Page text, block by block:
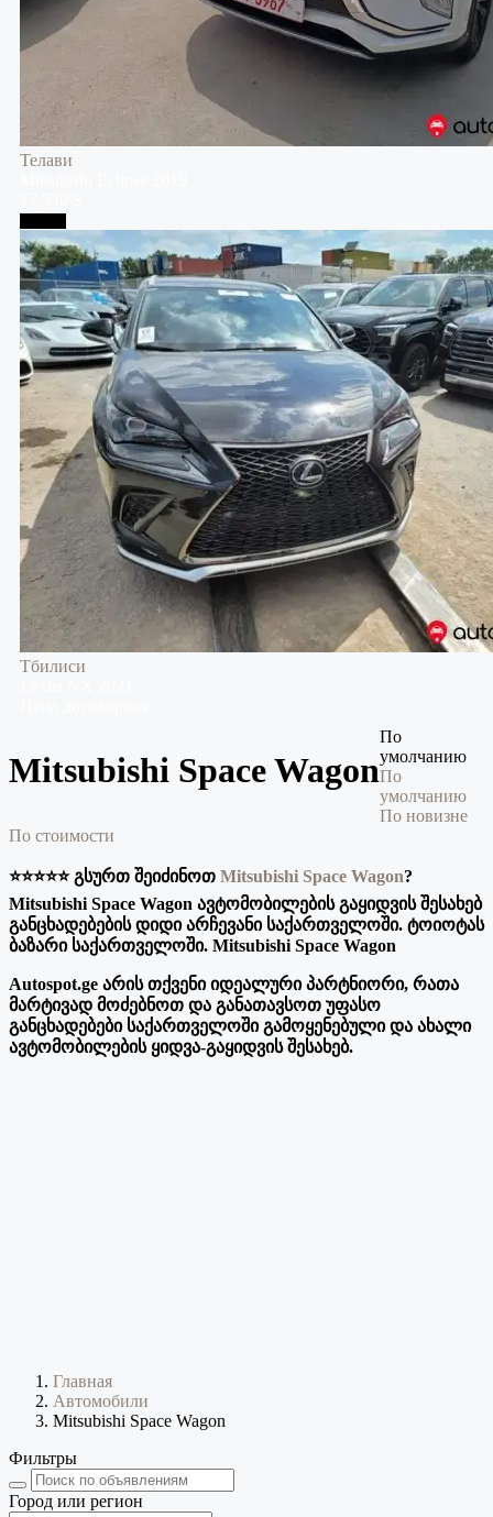
Телави
Тбилиси
Mitsubishi Space Wagon
По
умолчанию
По
умолчанию
По новизне
По стоимости
⭐️⭐️⭐️⭐️⭐️ გსურთ შეიძინოთ Mitsubishi Space Wagon?
Mitsubishi Space Wagon ავტომობილების გაყიდვის შესახებ
განცხადებების დიდი არჩევანი საქართველოში. ტოიოტას
ბაზარი საქართველოში. Mitsubishi Space Wagon
Autospot.ge არის თქვენი იდეალური პარტნიორი, რათა
მარტივად მოძებნოთ და განათავსოთ უფასო
განცხადებები საქართველოში გამოყენებული და ახალი
ავტომობილების ყიდვა-გაყიდვის შესახებ.
Главная
Автомобили
Mitsubishi Space Wagon
Фильтры
Город или регион